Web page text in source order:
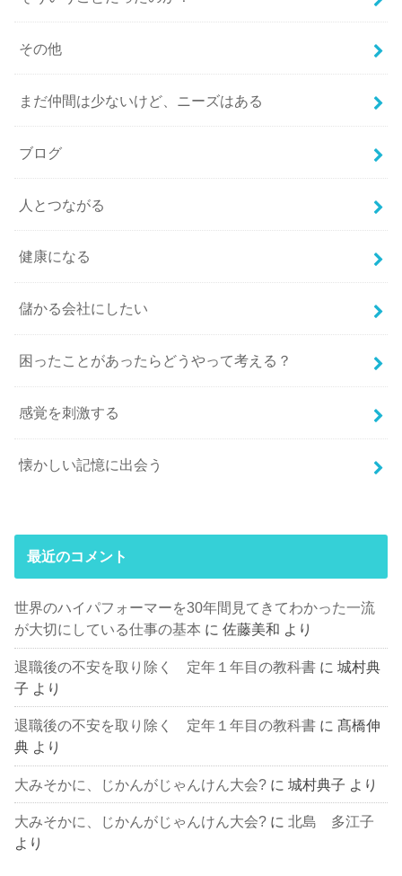
その他
まだ仲間は少ないけど、ニーズはある
ブログ
人とつながる
健康になる
儲かる会社にしたい
困ったことがあったらどうやって考える？
感覚を刺激する
懐かしい記憶に出会う
最近のコメント
世界のハイパフォーマーを30年間見てきてわかった一流
が大切にしている仕事の基本 に佐藤美和 より
退職後の不安を取り除く 定年１年目の教科書 に城村典
子 より
退職後の不安を取り除く 定年１年目の教科書 に髙橋伸
典 より
大みそかに、じかんがじゃんけん大会? に城村典子 より
大みそかに、じかんがじゃんけん大会? に北島 多江子
より